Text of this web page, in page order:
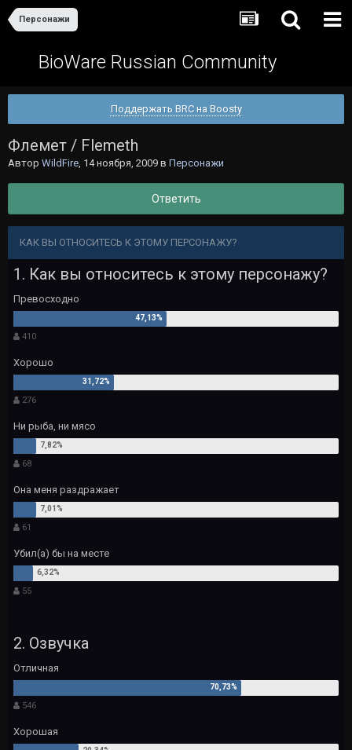
Персонажи
BioWare Russian Community
Поддержать BRC на Boosty
Флемет / Flemeth
Автор WildFire, 14 ноября, 2009 в Персонажи
Ответить
КАК ВЫ ОТНОСИТЕСЬ К ЭТОМУ ПЕРСОНАЖУ?
1. Как вы относитесь к этому персонажу?
Превосходно
410
Хорошо
276
Ни рыба, ни мясо
68
Она меня раздражает
61
Убил(а) бы на месте
55
2. Озвучка
Отличная
546
Хорошая